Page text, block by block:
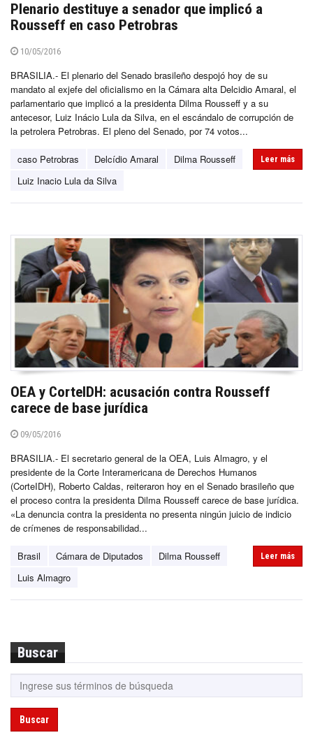
Plenario destituye a senador que implicó a
Rousseff en caso Petrobras
10/05/2016
BRASILIA.- El plenario del Senado brasileño despojó hoy de su
mandato al exjefe del oficialismo en la Cámara alta Delcidio Amaral, el
parlamentario que implicó a la presidenta Dilma Rousseff y a su
antecesor, Luiz Inácio Lula da Silva, en el escándalo de corrupción de
la petrolera Petrobras. El pleno del Senado, por 74 votos...
caso Petrobras Delcídio Amaral
Dilma Rousseff
Luiz Inacio Lula da Silva
Leer más
OEA y CorteIDH: acusación contra Rousseff
carece de base jurídica
09/05/2016
BRASILIA.- El secretario general de la OEA, Luis Almagro, y el
presidente de la Corte Interamericana de Derechos Humanos
(CorteIDH), Roberto Caldas, reiteraron hoy en el Senado brasileño que
el proceso contra la presidenta Dilma Rousseff carece de base jurídica.
«La denuncia contra la presidenta no presenta ningún juicio de indicio
de crímenes de responsabilidad...
Brasil Cámara de Diputados
Dilma Rousseff
Luis Almagro
Leer más
Buscar
Buscar